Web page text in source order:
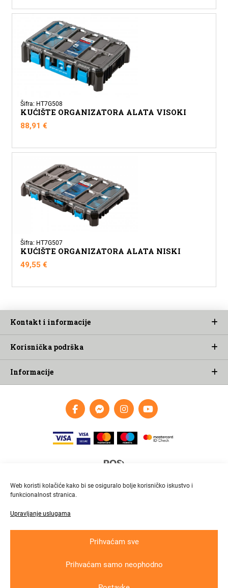
Web koristi kolačiće kako bi se osiguralo bolje korisničko iskustvo i
funkcionalnost stranica.
Upravljanje uslugama
Prihvaćam sve
Prihvaćam samo neophodno
Šifra: HT7G508
KUĆIŠTE ORGANIZATORA ALATA VISOKI
88,91€
Šifra: HT7G507
KUĆIŠTE ORGANIZATORA ALATA NISKI
49,55€
Kontakt i informacije
Korisnička podrška
Informacije
Brza i pouzdana dostava
Pratite paket online
za regionalni razvoj u sklopu Operativnog programa „Konkurentnost i kohezija“